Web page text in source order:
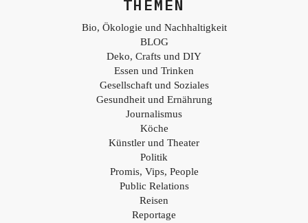
THEMEN
Bio, Ökologie und Nachhaltigkeit
BLOG
Deko, Crafts und DIY
Essen und Trinken
Gesellschaft und Soziales
Gesundheit und Ernährung
Journalismus
Köche
Künstler und Theater
Politik
Promis, Vips, People
Public Relations
Reisen
Reportage